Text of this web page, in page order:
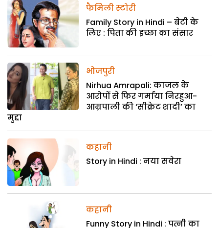
फैमिली स्टोरी
Family Story in Hindi – बेटी के
लिए : पिता की इच्छा का संसार
भोजपुरी
Nirhua Amrapali: काजल के
आरोपों से फिर गर्माया निरहुआ-
आम्रपाली की ‘सीक्रेट शादी’ का
मुद्दा
कहानी
Story in Hindi : नया सवेरा
कहानी
Funny Story in Hindi : पत्नी का